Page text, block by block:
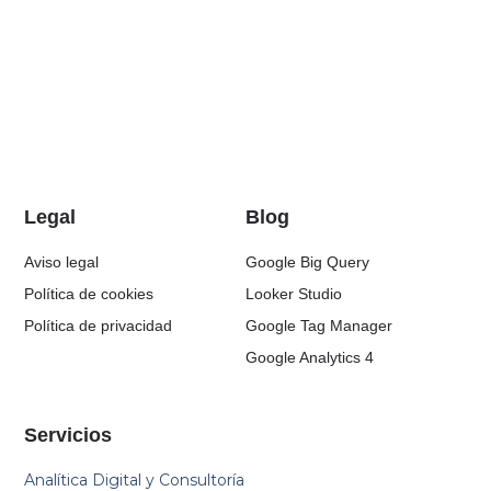
Servicios
Analítica Digital y Consultoría
Blog
Google Big Query
Looker Studio
Google Tag Manager
Google Analytics 4
Legal
Aviso legal
Política de cookies
Política de privacidad